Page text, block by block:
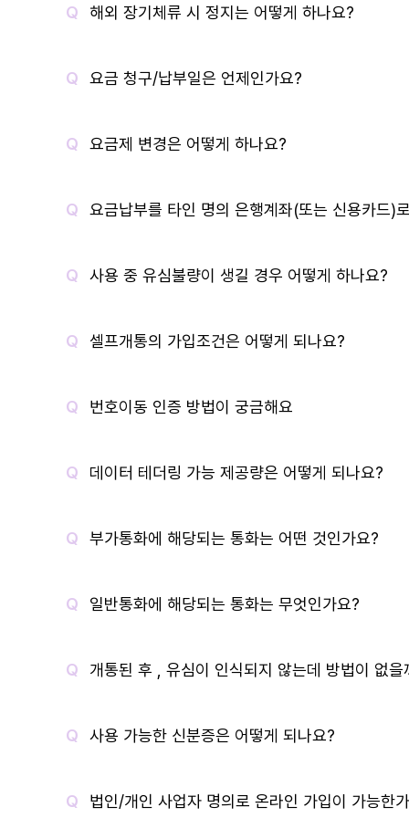
해외 장기체류 시 정지는 어떻게 하나요?
요금 청구/납부일은 언제인가요?
요금제 변경은 어떻게 하나요?
요금납부를 타인 명의 은행계좌(또는 신용카드)
사용 중 유심불량이 생길 경우 어떻게 하나요?
셀프개통의 가입조건은 어떻게 되나요?
번호이동 인증 방법이 궁금해요
데이터 테더링 가능 제공량은 어떻게 되나요?
부가통화에 해당되는 통화는 어떤 것인가요?
일반통화에 해당되는 통화는 무엇인가요?
개통된 후 , 유심이 인식되지 않는데 방법이 없을
사용 가능한 신분증은 어떻게 되나요?
법인/개인 사업자 명의로 온라인 가입이 가능한